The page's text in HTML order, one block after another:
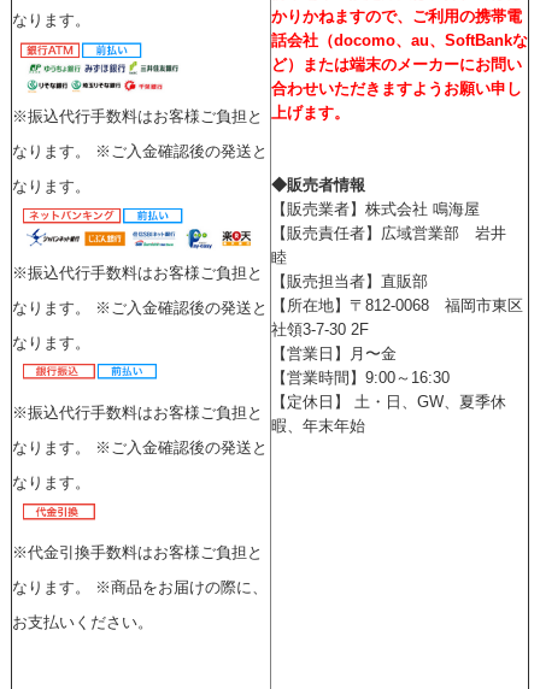
なります。
※振込代行手数料はお客様ご負担と
なります。 ※ご入金確認後の発送と
なります。
※振込代行手数料はお客様ご負担と
なります。 ※ご入金確認後の発送と
なります。
※振込代行手数料はお客様ご負担と
なります。 ※ご入金確認後の発送と
なります。
※代金引換手数料はお客様ご負担と
なります。 ※商品をお届けの際に、
お支払いください。
かりかねますので、ご利用の携帯電
話会社（docomo、au、SoftBankな
ど）または端末のメーカーにお問い
合わせいただきますようお願い申し
上げます。
◆販売者情報
【販売業者】株式会社 鳴海屋
【販売責任者】広域営業部 岩井
睦
【販売担当者】直販部
【所在地】〒812-0068 福岡市東区
社領3-7-30 2F
【営業日】月〜金
【営業時間】9:00～16:30
【定休日】 土・ 日、GW、夏季休
暇、年末年始